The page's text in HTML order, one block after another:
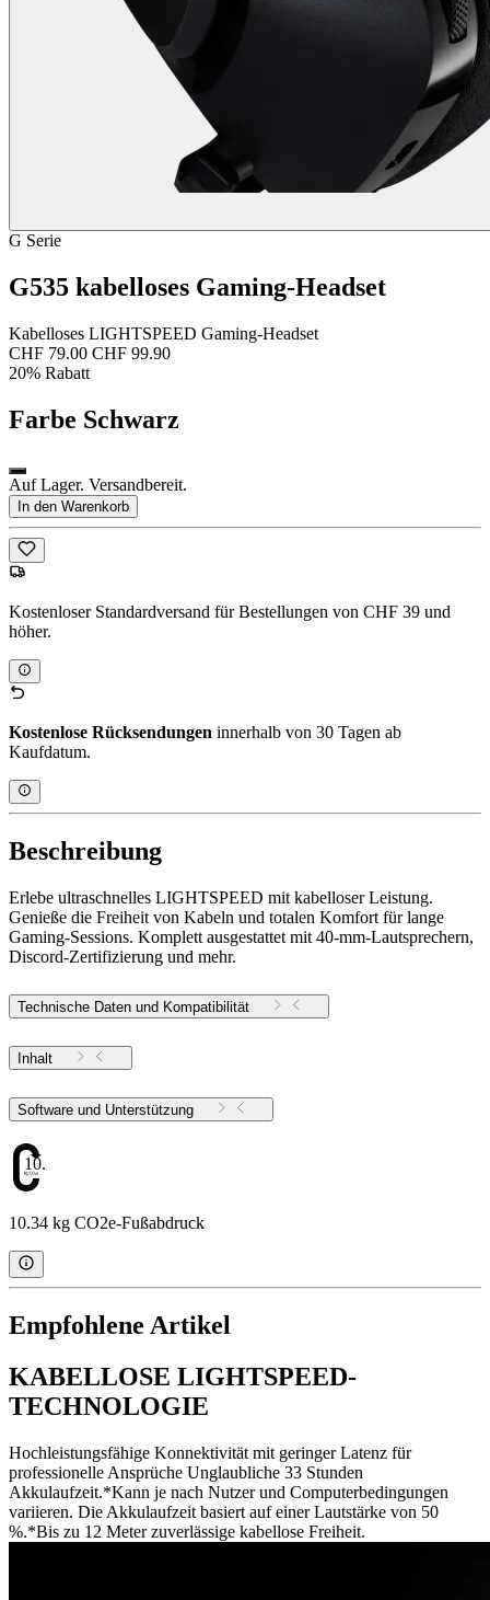
G Serie
G535 kabelloses Gaming-Headset
Kabelloses LIGHTSPEED Gaming-Headset
CHF 79.00 CHF 99.90
20% Rabatt
Farbe Schwarz
Auf Lager. Versandbereit.
In den Warenkorb
Kostenloser Standardversand für Bestellungen von CHF 39 und
höher.
Kostenlose Rücksendungen innerhalb von 30 Tagen ab
Kaufdatum.
Beschreibung
Erlebe ultraschnelles LIGHTSPEED mit kabelloser Leistung.
Genieße die Freiheit von Kabeln und totalen Komfort für lange
Gaming-Sessions. Komplett ausgestattet mit 40-mm-Lautsprechern,
Discord-Zertifizierung und mehr.
Technische Daten und Kompatibilität
Inhalt
Software und Unterstützung
10.34
10.34 kg CO2e-Fußabdruck
Empfohlene Artikel
KABELLOSE LIGHTSPEED-
TECHNOLOGIE
Hochleistungsfähige Konnektivität mit geringer Latenz für
professionelle Ansprüche Unglaubliche 33 Stunden
Akkulaufzeit.*Kann je nach Nutzer und Computerbedingungen
variieren. Die Akkulaufzeit basiert auf einer Lautstärke von 50
%.*Bis zu 12 Meter zuverlässige kabellose Freiheit.